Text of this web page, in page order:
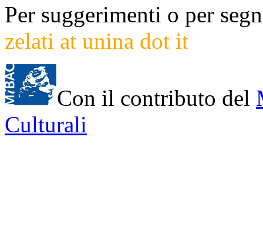
Per suggerimenti o per
zelati at unina dot it
Con il contributo del
Culturali